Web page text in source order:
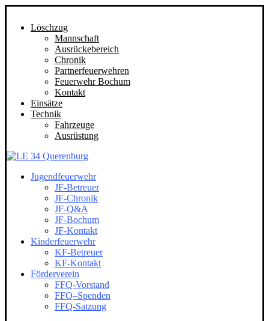
Löschzug
Mannschaft
Ausrückebereich
Chronik
Partnerfeuerwehren
Feuerwehr Bochum
Kontakt
Einsätze
Technik
Fahrzeuge
Ausrüstung
Jugendfeuerwehr
JF-Betreuer
JF-Chronik
JF-Q&A
JF-Bochum
JF-Kontakt
Kinderfeuerwehr
KF-Betreuer
KF-Kontakt
Förderverein
FFQ-Vorstand
FFQ–Spenden
FFQ-Satzung